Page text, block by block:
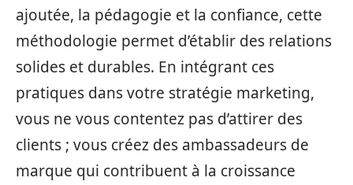
ajoutée, la pédagogie et la confiance, cette
méthodologie permet d’établir des relations
solides et durables. En intégrant ces
pratiques dans votre stratégie marketing,
vous ne vous contentez pas d’attirer des
clients ; vous créez des ambassadeurs de
marque qui contribuent à la croissance